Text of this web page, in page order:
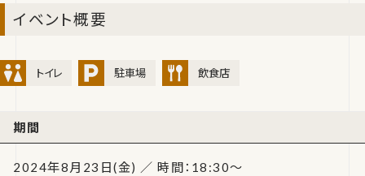
イベント概要
トイレ 駐車場 飲食店
期間
2024年8月23日(金) ／ 時間：18:30～